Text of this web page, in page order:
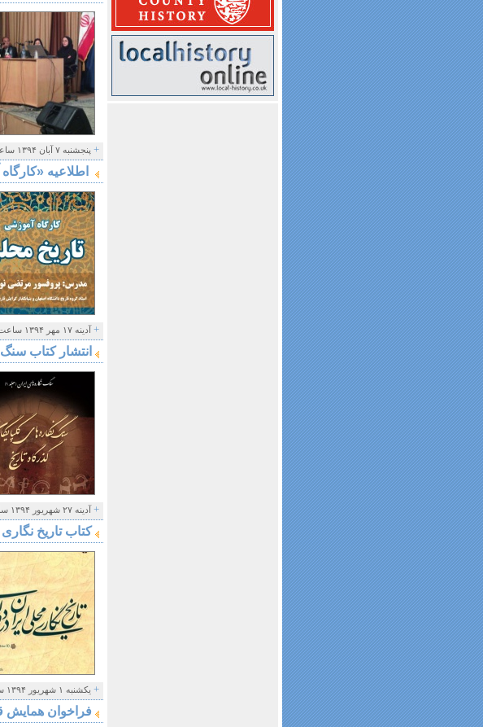
+ پنجشنبه ۷ آبان ۱۳۹۴ ساعت ۱۹:۳۷
اطلاعیه
+ آدینه ۱۷ مهر ۱۳۹۴ ساعت ۱۶:۵۸
انتشار کتاب
+ آدینه ۲۷ شهریور ۱۳۹۴ ساعت ۰۹:۲۳
کتاب تاریخ
+ یکشنبه ۱ شهریور ۱۳۹۴ ساعت ۰۸:۲۱
فراخوان همایش